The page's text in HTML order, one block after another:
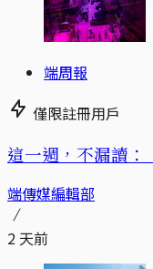
端周報
僅限註冊用戶
這一週，不漏讀：
端傳媒編輯部
2 天前